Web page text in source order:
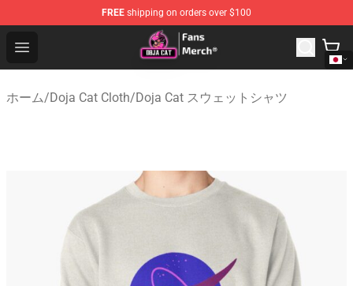
FREE shipping on orders over $100
Open menu
Doja Cat Store - Official Doja Cat Merchandise Shop
ホーム/Doja Cat Cloth/Doja Cat スウェットシャツ